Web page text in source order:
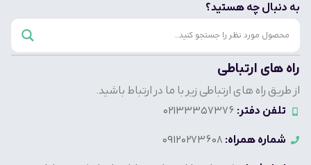
به دنبال چه هستید؟
راه های ارتباطی
از طریق راه های ارتباطی زیر با ما در ارتباط باشید.
تلفن دفتر: 02133357376
شماره همراه: 09120273608